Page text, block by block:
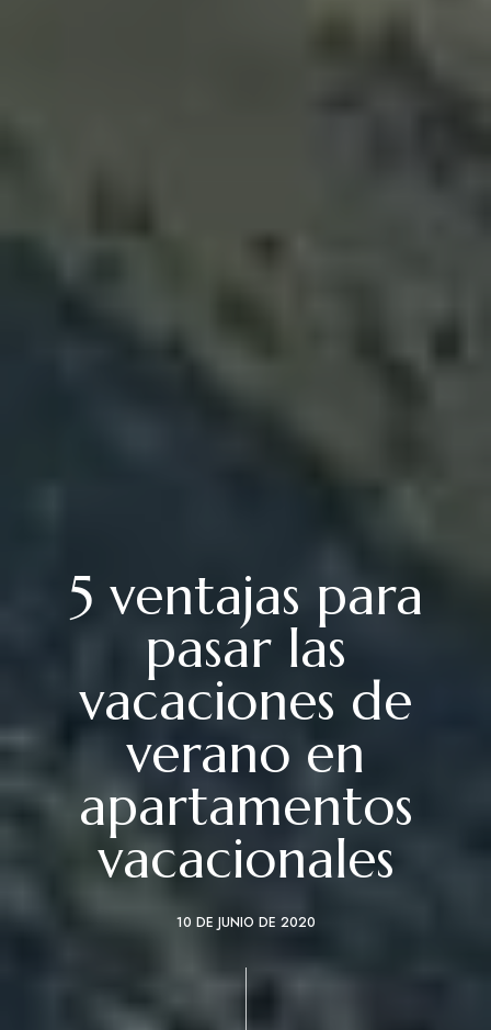
5 ventajas para
pasar las
vacaciones de
verano en
apartamentos
vacacionales
10 DE JUNIO DE 2020